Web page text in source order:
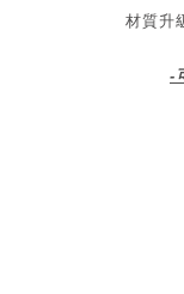
材質升
-